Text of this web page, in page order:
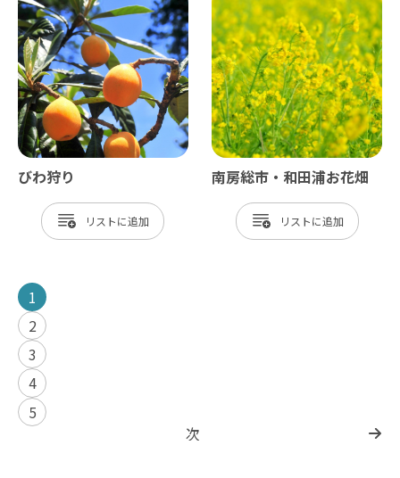
びわ狩り
リスト
南房総市・和田浦お花畑
リスト
1
2
3
4
5
次